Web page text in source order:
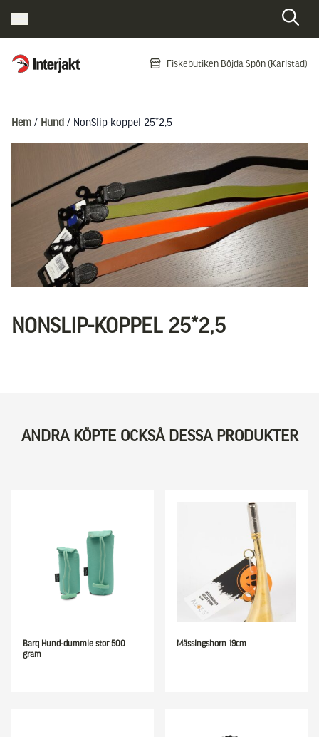
Interjakt SE Fiskebutiken Böjda Spön (Karlstad)
Hem / Hund / NonSlip-koppel 25*2,5
NONSLIP-KOPPEL 25*2,5
ANDRA KÖPTE OCKSÅ DESSA PRODUKTER
Barq Hund-dummie stor 500
gram
Mässingshorn 19cm